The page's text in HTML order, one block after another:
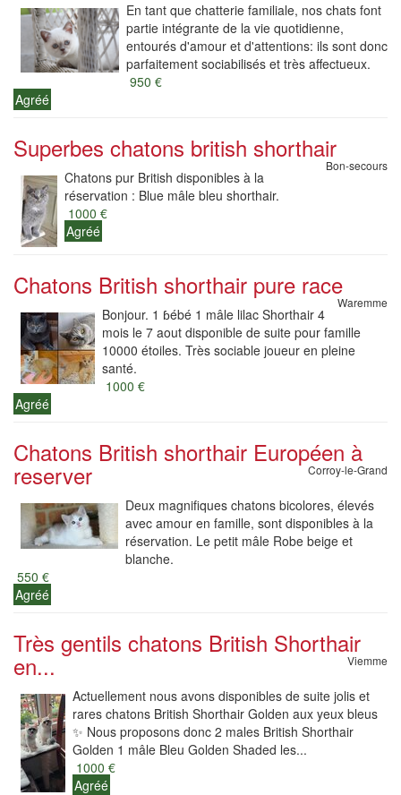
En tant que chatterie familiale, nos chats font
partie intégrante de la vie quotidienne,
entourés d'amour et d'attentions: ils sont donc
parfaitement sociabilisés et très affectueux.
950 €
Agréé
Superbes chatons british shorthair
Bon-secours
Chatons pur British disponibles à la
réservation : Blue mâle bleu shorthair.
1000 €
Agréé
Chatons British shorthair pure race
Waremme
Bonjour. 1 ɓébé 1 mâle lilac Shorthair 4
mois le 7 aout disponible de suite pour famille
10000 étoiles. Très sociable joueur en pleine
santé.
1000 €
Agréé
Chatons British shorthair Européen à
reserver Corroy-le-Grand
Deux magnifiques chatons bicolores, élevés
avec amour en famille, sont disponibles à la
réservation. Le petit mâle Robe beige et
blanche.
550 €
Agréé
Très gentils chatons British Shorthair
en... Viemme
Actuellement nous avons disponibles de suite jolis et
rares chatons British Shorthair Golden aux yeux bleus
✨ Nous proposons donc 2 males British Shorthair
Golden 1 mâle Bleu Golden Shaded les...
1000 €
Agréé